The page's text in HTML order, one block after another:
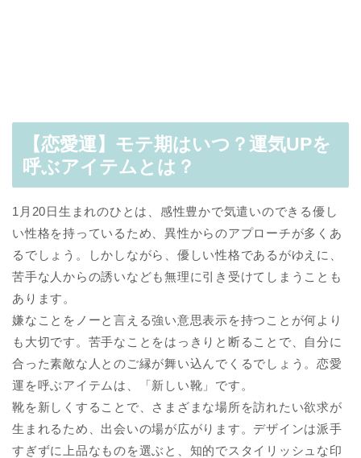
【恋愛運】モテ期はいつ？運気UPを
呼ぶアイテムとは？
1月20日生まれのひとは、感性豊かで気遣いのできる優し
い性格を持っているため、異性からのアプローチが多くあ
るでしょう。しかしながら、優しい性格であるがゆえに、
苦手な人からの誘いなども無理に引き受けてしまうことも
あります。
嫌なことをノーと言える強い意思表示を持つことが何より
も大切です。苦手なことをはっきりと断ることで、自分に
合った素敵な人とのご縁が舞い込んでくるでしょう。恋愛
運を呼ぶアイテムは、「新しい靴」です。
靴を新しくすることで、さまざまな場所を訪れたい欲求が
生まれるため、出会いの場が広がります。デザインは派手
すぎずに上品なものを選ぶと、知的でスタイリッシュな印